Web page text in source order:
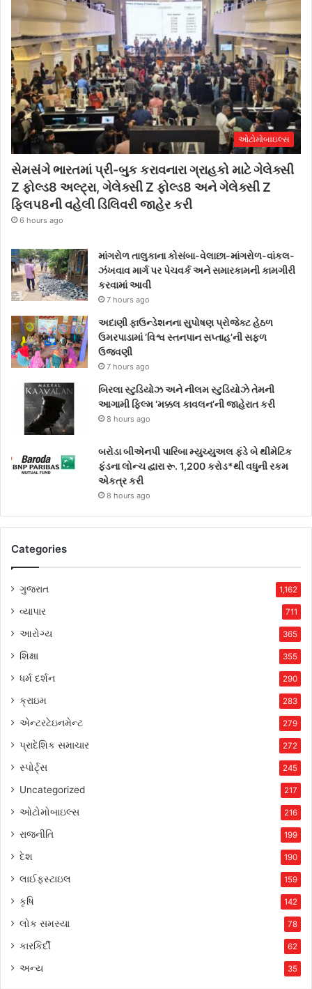
ઓટોમોબાઇલ્સ
સેમસંગે ભારતમાં પ્રી-બુક કરાવનારા ગ્રાહકો માટે ગેલેક્સી
Z ફોલ્ડ8 અલ્ટ્રા, ગેલેક્સી Z ફોલ્ડ8 અને ગેલેક્સી Z
ફ્લિપ8ની વહેલી ડિલિવરી જાહેર કરી
6 hours ago
માંગરોળ તાલુકાના કોસંબા-વેલાછા-માંગરોળ-વાંકલ-
ઝંખવાવ માર્ગ પર પેચવર્ક અને સમારકામની કામગીરી
કરવામાં આવી
7 hours ago
અદાણી ફાઉન્ડેશનના સુપોષણ પ્રોજેક્ટ હેઠળ
ઉમરપાડામાં ‘વિશ્વ સ્તનપાન સપ્તાહ’ની સફળ
ઉજવણી
7 hours ago
બિરલા સ્ટુડિયોઝ અને નીલમ સ્ટુડિયોઝે તેમની
આગામી ફિલ્મ ‘મક્કલ કાવલન’ની જાહેરાત કરી
8 hours ago
બરોડા બીએનપી પારિબા મ્યુચ્યુઅલ ફંડે બે થીમેટિક
ફંડના લોન્ચ દ્વારા રૂ. 1,200 કરોડ*થી વધુની રકમ
એકત્ર કરી
8 hours ago
Categories
ગુજરાત 1,162
વ્યાપાર 711
આરોગ્ય 365
શિક્ષા 355
ધર્મ દર્શન 290
ક્રાઇમ 283
એન્ટરટેઇનમેન્ટ 279
પ્રાદેશિક સમાચાર 272
સ્પોર્ટ્સ 245
Uncategorized 217
ઓટોમોબાઇલ્સ 216
રાજનીતિ 199
દેશ 190
લાઈફસ્ટાઇલ 159
કૃષિ 142
લોક સમસ્યા 78
કારકિર્દી 62
અન્ય 35